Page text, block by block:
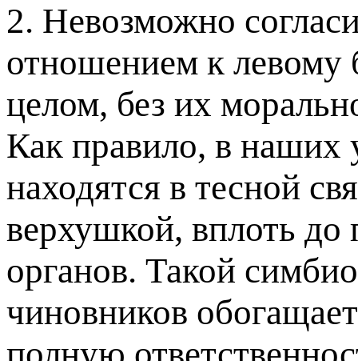
2. Невозможно
отношением к левому
целом, без их
Как правило, в наших
находятся в тесной
верхушкой, вплоть
органов. Такой
чиновников